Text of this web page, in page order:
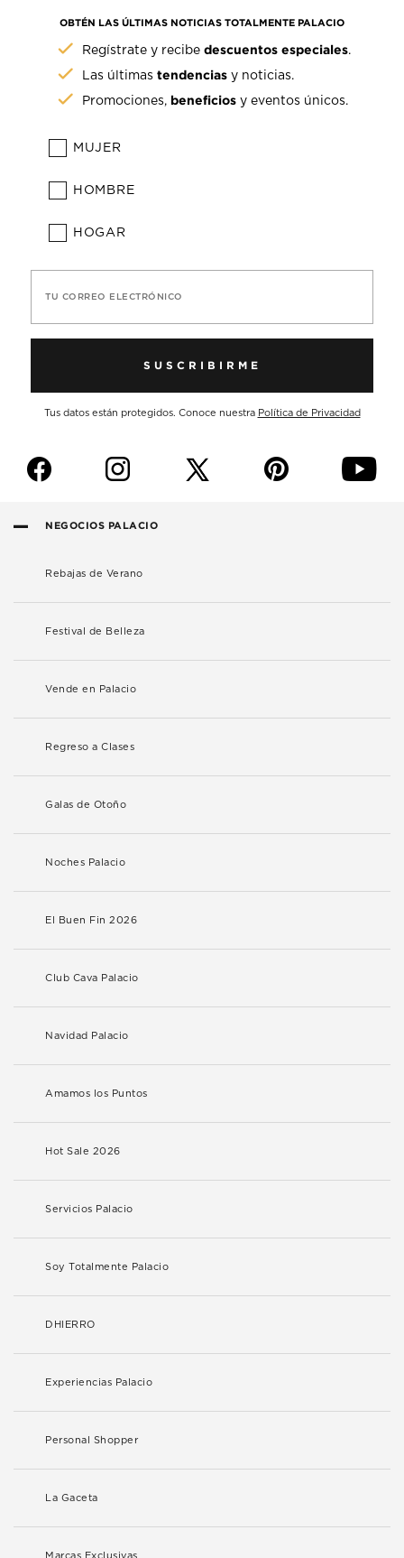
OBTÉN LAS ÚLTIMAS NOTICIAS TOTALMENTE PALACIO
Regístrate y recibedescuentos especiales.
Las últimastendencias y noticias.
Promociones, beneficios y eventos únicos.
MUJER
HOMBRE
HOGAR
TU CORREO ELECTRÓNICO
SUSCRIBIRME
Tus datos están protegidos. Conoce nuestra Política de Privacidad
f i p y
NEGOCIOS PALACIO
Rebajas de Verano
Festival de Belleza
Vende en Palacio
Regreso a Clases
Galas de Otoño
Noches Palacio
El Buen Fin 2026
Club Cava Palacio
Navidad Palacio
Amamos los Puntos
Hot Sale 2026
Servicios Palacio
Soy Totalmente Palacio
DHIERRO
Experiencias Palacio
Personal Shopper
La Gaceta